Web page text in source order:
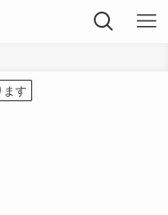
ます